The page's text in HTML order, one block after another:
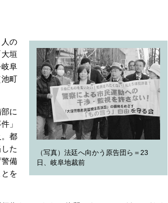
（写真）法廷へ向かう原告団ら＝23
日、岐阜地裁前
の
垣
阜
町
に
」
都
た
備
を